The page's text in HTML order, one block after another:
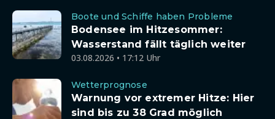
Boote und Schiffe haben Probleme
Bodensee im Hitzesommer:
Wasserstand fällt täglich weiter
03.08.2026 • 17:12 Uhr
Wetterprognose
Warnung vor extremer Hitze: Hier
sind bis zu 38 Grad möglich